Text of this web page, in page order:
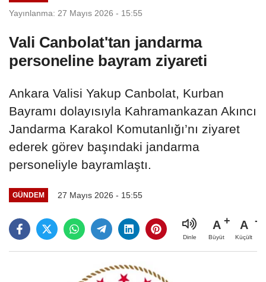
Yayınlanma: 27 Mayıs 2026 - 15:55
Vali Canbolat'tan jandarma
personeline bayram ziyareti
Ankara Valisi Yakup Canbolat, Kurban
Bayramı dolayısıyla Kahramankazan Akıncı
Jandarma Karakol Komutanlığı’nı ziyaret
ederek görev başındaki jandarma
personeliyle bayramlaştı.
GÜNDEM 27 Mayıs 2026 - 15:55
Dinle
A
Büyüt
A
Küçült